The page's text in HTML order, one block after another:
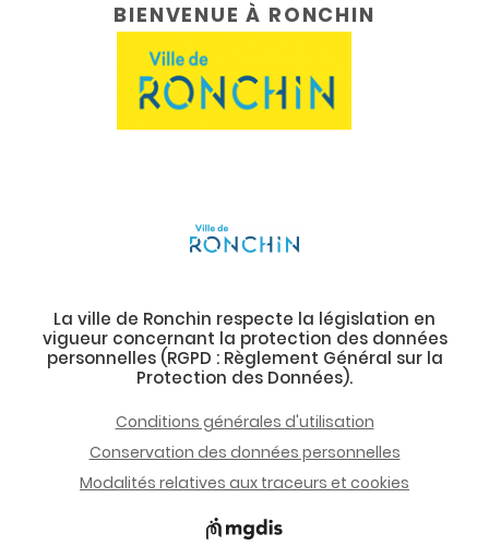
BIENVENUE À RONCHIN
La ville de Ronchin respecte la législation en
vigueur concernant la protection des données
personnelles (RGPD : Règlement Général sur la
Protection des Données).
Conditions générales d'utilisation
Conservation des données personnelles
Modalités relatives aux traceurs et cookies
Ouvre